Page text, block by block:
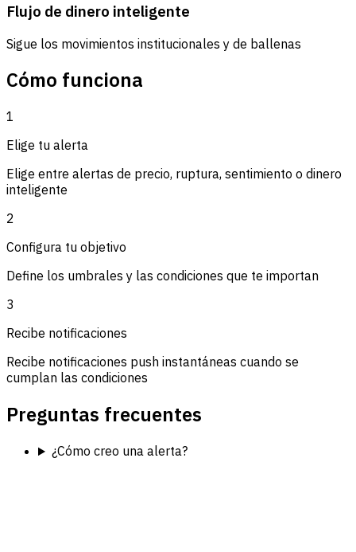
Flujo de dinero inteligente
Sigue los movimientos institucionales y de ballenas
Cómo funciona
1
Elige tu alerta
Elige entre alertas de precio, ruptura, sentimiento o dinero
inteligente
2
Configura tu objetivo
Define los umbrales y las condiciones que te importan
3
Recibe notificaciones
Recibe notificaciones push instantáneas cuando se
cumplan las condiciones
Preguntas frecuentes
¿Cómo creo una alerta?